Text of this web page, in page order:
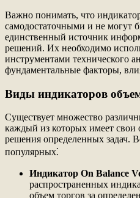
Важно понимать, что
самодостаточными и не могут
единственный источник
решений. Их необходимо
инструментами технического
фундаментальные факторы,
Виды индикаторов
Существует множество
каждый из которых имеет свои
решения определенных задач.
популярных⁚
Индикатор On Balance
распространенных
объем торгов за